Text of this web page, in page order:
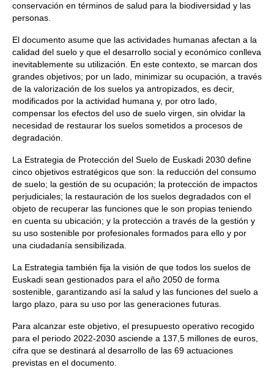
conservación en términos de salud para la biodiversidad y las
personas.
El documento asume que las actividades humanas afectan a la
calidad del suelo y que el desarrollo social y económico conlleva
inevitablemente su utilización. En este contexto, se marcan dos
grandes objetivos; por un lado, minimizar su ocupación, a través
de la valorización de los suelos ya antropizados, es decir,
modificados por la actividad humana y, por otro lado,
compensar los efectos del uso de suelo virgen, sin olvidar la
necesidad de restaurar los suelos sometidos a procesos de
degradación.
La Estrategia de Protección del Suelo de Euskadi 2030 define
cinco objetivos estratégicos que son: la reducción del consumo
de suelo; la gestión de su ocupación; la protección de impactos
perjudiciales; la restauración de los suelos degradados con el
objeto de recuperar las funciones que le son propias teniendo
en cuenta su ubicación; y la protección a través de la gestión y
su uso sostenible por profesionales formados para ello y por
una ciudadanía sensibilizada.
La Estrategia también fija la visión de que todos los suelos de
Euskadi sean gestionados para el año 2050 de forma
sostenible, garantizando así la salud y las funciones del suelo a
largo plazo, para su uso por las generaciones futuras.
Para alcanzar este objetivo, el presupuesto operativo recogido
para el periodo 2022-2030 asciende a 137,5 millones de euros,
cifra que se destinará al desarrollo de las 69 actuaciones
previstas en el documento.